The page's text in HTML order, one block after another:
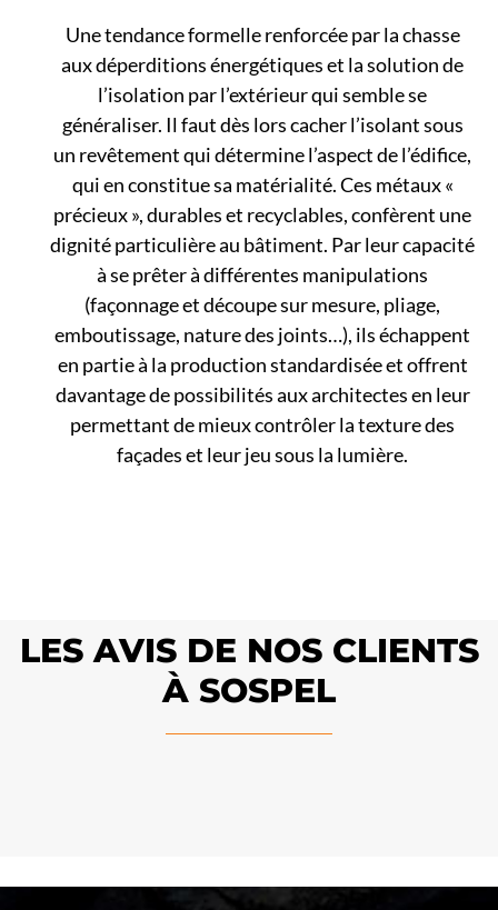
Une tendance formelle renforcée par la chasse
aux déperditions énergétiques et la solution de
l’isolation par l’extérieur qui semble se
généraliser. Il faut dès lors cacher l’isolant sous
un revêtement qui détermine l’aspect de l’édifice,
qui en constitue sa matérialité. Ces métaux «
précieux », durables et recyclables, confèrent une
dignité particulière au bâtiment. Par leur capacité
à se prêter à différentes manipulations
(façonnage et découpe sur mesure, pliage,
emboutissage, nature des joints…), ils échappent
en partie à la production standardisée et offrent
davantage de possibilités aux architectes en leur
permettant de mieux contrôler la texture des
façades et leur jeu sous la lumière.
LES AVIS DE NOS CLIENTS
À SOSPEL